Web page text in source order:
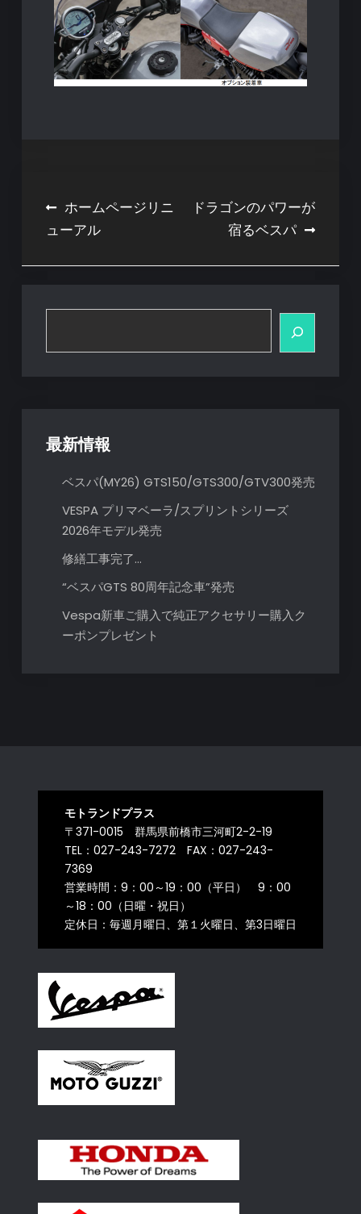
投
稿
ナ
ゲ
ー
ホームページリニ
ューアル
ドラゴンのパワーが
宿るベスパ
最新情報
ベスパ(MY26) GTS150/GTS300/GTV300発売
VESPA プリマベーラ/スプリントシリーズ
2026年モデル発売
修繕工事完了…
“ベスパGTS 80周年記念車”発売
Vespa新車ご購入で純正アクセサリー購入ク
ーポンプレゼント
モトランドプラス
〒371-0015 群馬県前橋市三河町2-2-19
TEL：027-243-7272 FAX：027-243-
7369
営業時間：9：00～19：00（平日） 9：00
～18：00（日曜・祝日）
定休日：毎週月曜日、第１火曜日、第3日曜日